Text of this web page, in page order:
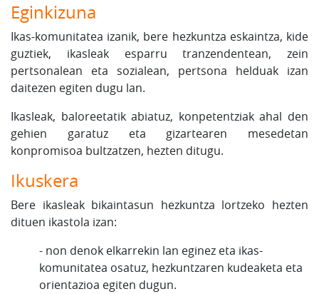
Eginkizuna
Ikas-komunitatea izanik, bere hezkuntza eskaintza, kide
guztiek, ikasleak esparru tranzendentean, zein
pertsonalean eta sozialean, pertsona helduak izan
daitezen egiten dugu lan.
Ikasleak, baloreetatik abiatuz, konpetentziak ahal den
gehien garatuz eta gizartearen mesedetan
konpromisoa bultzatzen, hezten ditugu.
Ikuskera
Bere ikasleak bikaintasun hezkuntza lortzeko hezten
dituen ikastola izan:
- non denok elkarrekin lan eginez eta ikas-
komunitatea osatuz, hezkuntzaren kudeaketa eta
orientazioa egiten dugun.